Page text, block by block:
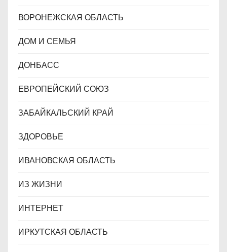
ВОРОНЕЖСКАЯ ОБЛАСТЬ
ДОМ И СЕМЬЯ
ДОНБАСС
ЕВРОПЕЙСКИЙ СОЮЗ
ЗАБАЙКАЛЬСКИЙ КРАЙ
ЗДОРОВЬЕ
ИВАНОВСКАЯ ОБЛАСТЬ
ИЗ ЖИЗНИ
ИНТЕРНЕТ
ИРКУТСКАЯ ОБЛАСТЬ